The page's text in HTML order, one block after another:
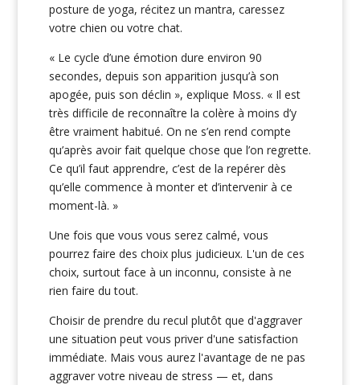
posture de yoga, récitez un mantra, caressez
votre chien ou votre chat.
« Le cycle d’une émotion dure environ 90
secondes, depuis son apparition jusqu’à son
apogée, puis son déclin », explique Moss. « Il est
très difficile de reconnaître la colère à moins d’y
être vraiment habitué. On ne s’en rend compte
qu’après avoir fait quelque chose que l’on regrette.
Ce qu’il faut apprendre, c’est de la repérer dès
qu’elle commence à monter et d’intervenir à ce
moment-là. »
Une fois que vous vous serez calmé, vous
pourrez faire des choix plus judicieux. L'un de ces
choix, surtout face à un inconnu, consiste à ne
rien faire du tout.
Choisir de prendre du recul plutôt que d'aggraver
une situation peut vous priver d'une satisfaction
immédiate. Mais vous aurez l'avantage de ne pas
aggraver votre niveau de stress — et, dans